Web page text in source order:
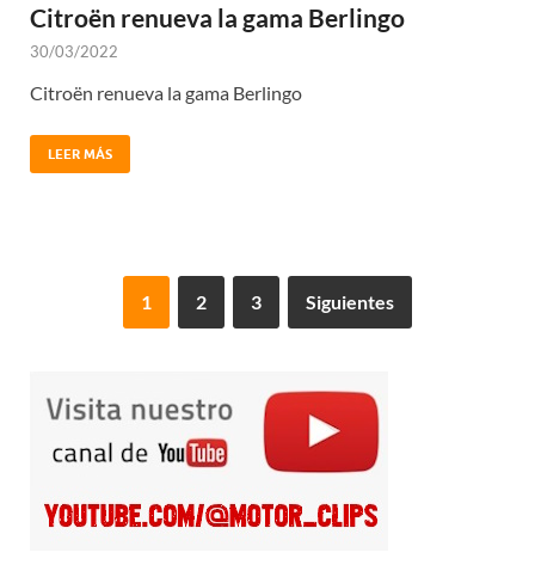
Citroën renueva la gama Berlingo
30/03/2022
Citroën renueva la gama Berlingo
LEER MÁS
1 2 3 Siguientes